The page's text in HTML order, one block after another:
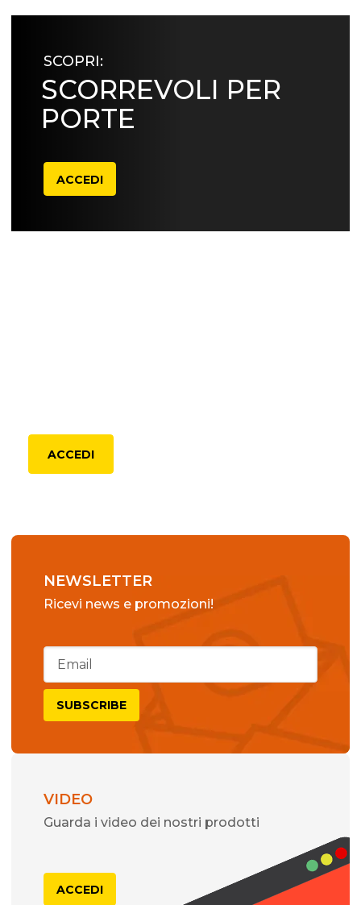
SCOPRI:
SCORREVOLI PER
PORTE
ACCEDI
ACCEDI
NEWSLETTER
Ricevi news e promozioni!
VIDEO
Guarda i video dei nostri prodotti
ACCEDI